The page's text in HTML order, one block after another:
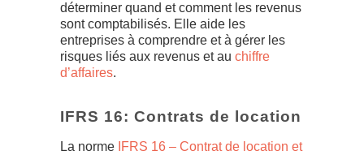
déterminer quand et comment les revenus
sont comptabilisés. Elle aide les
entreprises à comprendre et à gérer les
risques liés aux revenus et au chiffre
d’affaires.
IFRS 16: Contrats de location
La norme IFRS 16 – Contrat de location et